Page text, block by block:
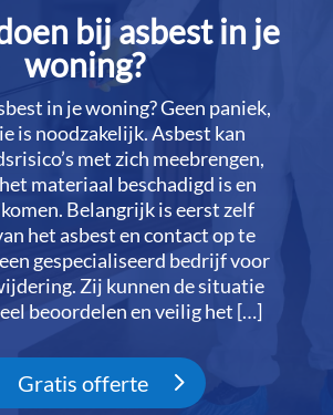
bij asbest in je
woning?
in je woning? Geen paniek,
is noodzakelijk.​ Asbest kan
met zich meebrengen,
materiaal beschadigd is en
Belangrijk is eerst zelf
het asbest en contact op te
gespecialiseerd bedrijf voor
Zij kunnen de situatie
beoordelen en veilig het […]
Gratis offerte